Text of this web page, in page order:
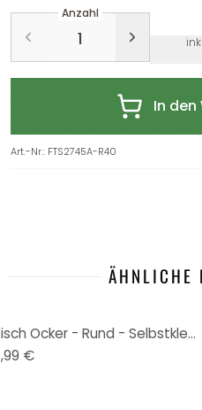
Anzahl
In
Art.-Nr.: FTS2745A-R40
ÄHNLICHE
Fototapete UN Designs - Tropisch Ocker - Rund - Selbstklebend/Vlies
€